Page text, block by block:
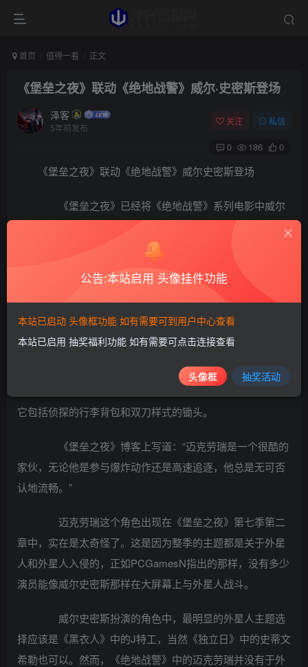
首页 值得一看 正文
《堡垒之夜》联动《绝地战警》威尔·史密斯登场
泽客
5年前发布
关注 私信
0 186 0
《堡垒之夜》联动《绝地战警》威尔史密斯登场
《堡垒之夜》已经将《绝地战警》系列电影中威尔
Epic Games在上周六的一篇博文中宣布了《绝地战
警》和《堡垒之夜》的联动活动，并透露《绝地战警》中的
它包括侦探的行李背包和双刀样式的锄头。
《堡垒之夜》博客上写道：“迈克劳瑞是一个很酷的
家伙，无论他是参与爆炸动作还是高速追逐，他总是无可否
认地流畅。”
迈克劳瑞这个角色出现在《堡垒之夜》第七季第二
章中，实在是太奇怪了。这是因为整季的主题都是关于外星
人和外星人入侵的，正如PCGamesN指出的那样，没有多少
演员能像威尔史密斯那样在大屏幕上与外星人战斗。
威尔史密斯扮演的角色中，最明显的外星人主题选
择应该是《黑衣人》中的J特工，当然《独立日》中的史蒂文
希勒也可以。然而，《绝地战警》中的迈克劳瑞并没有于外
公告:本站启用 头像挂件功能
本站已启动 头像框功能 如有需要可到用户中心查看
本站已启用 抽奖福利功能 如有需要可点击连接查看
头像框 抽奖活动